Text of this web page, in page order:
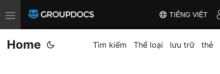
T
o
g
TIẾNG VIỆT
Home Tìm kiếm Thể loại lưu trữ thẻ